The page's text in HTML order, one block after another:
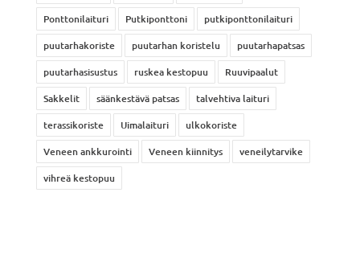
Ponttonilaituri
Putkiponttoni
putkiponttonilaituri
puutarhakoriste
puutarhan koristelu
puutarhapatsas
puutarhasisustus
ruskea kestopuu
Ruuvipaalut
Sakkelit
säänkestävä patsas
talvehtiva laituri
terassikoriste
Uimalaituri
ulkokoriste
Veneen ankkurointi
Veneen kiinnitys
veneilytarvike
vihreä kestopuu